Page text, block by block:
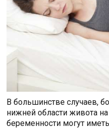
В большинстве случаев,
нижней области живота
беременности могут